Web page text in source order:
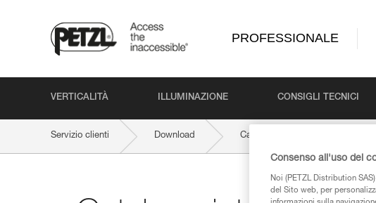
PROFESSIONALE
VERTICALITÀ ILLUMINAZIONE CONSIGLI TECNICI
Servizio clienti Download Catalogo interattivo Petzl
Consenso all'uso dei
Noi (PETZL Distribution
del Sito web, per